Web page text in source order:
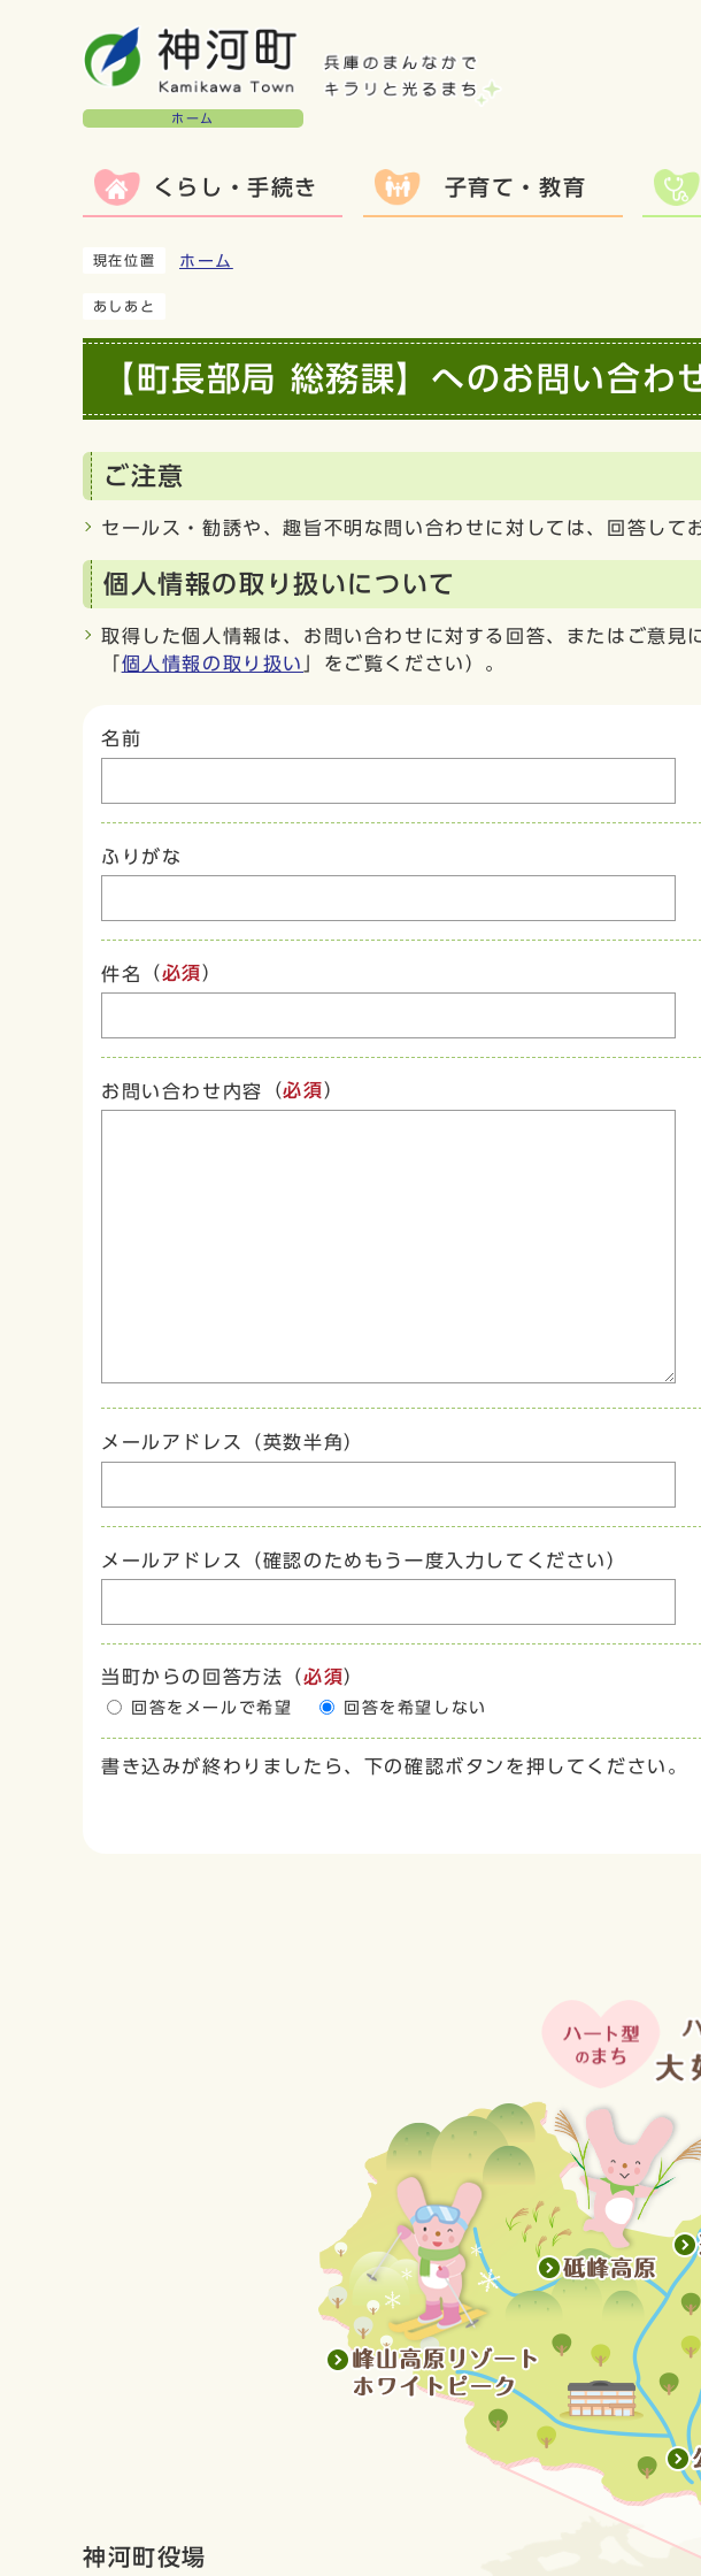
ホーム
くらし・手続き 子育て・教育
現在位置 ホーム
あしあと
【町長部局 総務課】へのお問い合わ
ご注意
セールス・勧誘や、趣旨不明な問い合わせに対しては、回答して
個人情報の取り扱いについて
取得した個人情報は、お問い合わせに対する回答、またはご意
個人情報の取り扱い 」をご覧ください）。
名前
ふりがな
件名 （必須）
お問い合わせ内容 （必須）
メールアドレス（英数半角）
メールアドレス（確認のためもう一度入力してください）
当町からの回答方法 （必須）
回答をメールで希望 回答を希望しない
書き込みが終わりましたら、下の確認ボタンを押してください。
神河町役場